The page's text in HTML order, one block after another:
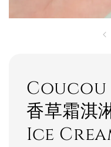
Coucou
香草霜淇
Ice